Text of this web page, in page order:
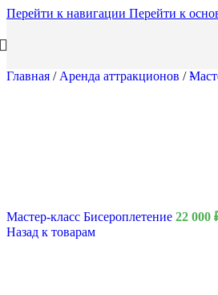
Перейти к навигации Перейти к
Главная / Аренда аттракционов /
Мастер-класс Бисероплетение 22 000
Назад к товарам